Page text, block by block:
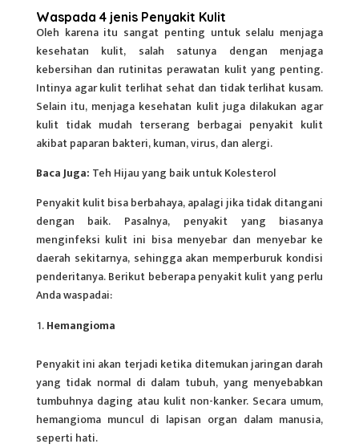
Waspada 4 jenis Penyakit Kulit
Oleh karena itu sangat penting untuk selalu menjaga
kesehatan kulit, salah satunya dengan menjaga
kebersihan dan rutinitas perawatan kulit yang penting.
Intinya agar kulit terlihat sehat dan tidak terlihat kusam.
Selain itu, menjaga kesehatan kulit juga dilakukan agar
kulit tidak mudah terserang berbagai penyakit kulit
akibat paparan bakteri, kuman, virus, dan alergi.
Baca Juga: Teh Hijau yang baik untuk Kolesterol
Penyakit kulit bisa berbahaya, apalagi jika tidak ditangani
dengan baik. Pasalnya, penyakit yang biasanya
menginfeksi kulit ini bisa menyebar dan menyebar ke
daerah sekitarnya, sehingga akan memperburuk kondisi
penderitanya. Berikut beberapapenyakit kulityang perlu
Anda waspadai:
Hemangioma
Penyakit ini akan terjadi ketika ditemukan jaringan darah
yang tidak normal di dalam tubuh, yang menyebabkan
tumbuhnya daging atau kulit non-kanker. Secara umum,
hemangioma muncul di lapisan organ dalam manusia,
seperti hati.